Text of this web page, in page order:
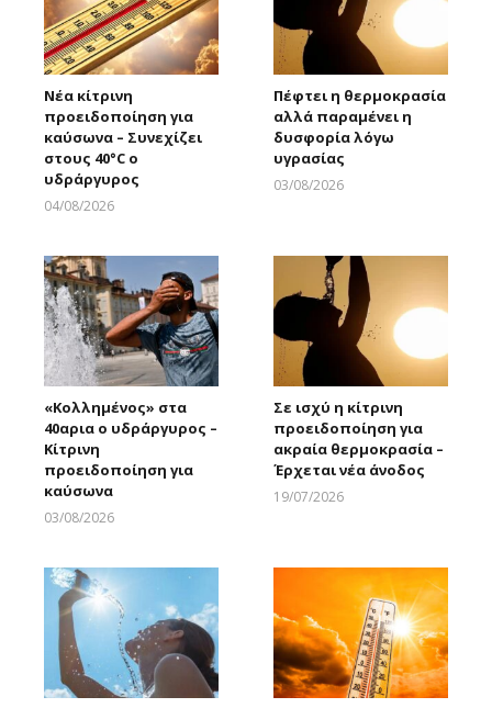
Νέα κίτρινη
προειδοποίηση για
καύσωνα – Συνεχίζει
στους 40°C ο
υδράργυρος
04/08/2026
Πέφτει η θερμοκρασία
αλλά παραμένει η
δυσφορία λόγω
υγρασίας
03/08/2026
«Κολλημένος» στα
40αρια ο υδράργυρος –
Κίτρινη
προειδοποίηση για
καύσωνα
03/08/2026
Σε ισχύ η κίτρινη
προειδοποίηση για
ακραία θερμοκρασία –
Έρχεται νέα άνοδος
19/07/2026